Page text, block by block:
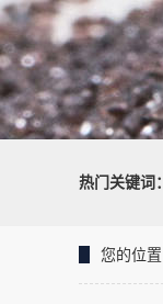
热门关键词：
您的位置